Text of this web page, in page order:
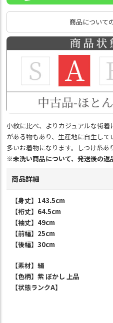
商品について
小紋に比べ、よりカジュアルな街
がある物もあり、生産地に自生し
多いお着物になります。しつけ糸あ
※未洗い商品について、発送後の返
商品詳細
【身丈】143.5cm
【裄丈】64.5cm
【袖丈】49cm
【前幅】25cm
【後幅】30cm
【素材】絹
【色柄】紫 ぼかし 上品
【状態ランクA】